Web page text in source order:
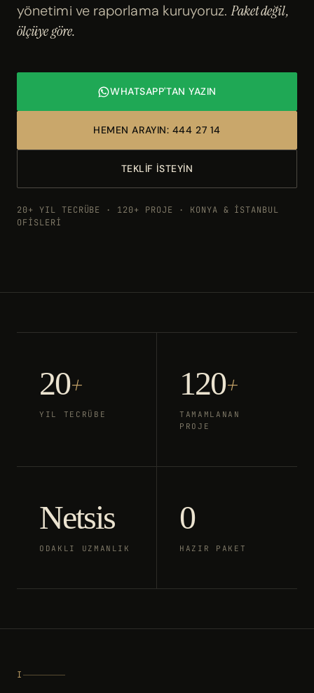
yönetimi ve raporlama kuruyoruz.Paket değil,
ölçüye göre.
WHATSAPP'TAN YAZIN
HEMEN ARAYIN: 444 27 14
TEKLIF İSTEYIN
20+ YIL TECRÜBE · 120+ PROJE · KONYA & İSTANBUL
OFİSLERİ
20+
YIL TECRÜBE
120+
TAMAMLANAN
PROJE
Netsis
ODAKLI UZMANLIK
0
HAZIR PAKET
I